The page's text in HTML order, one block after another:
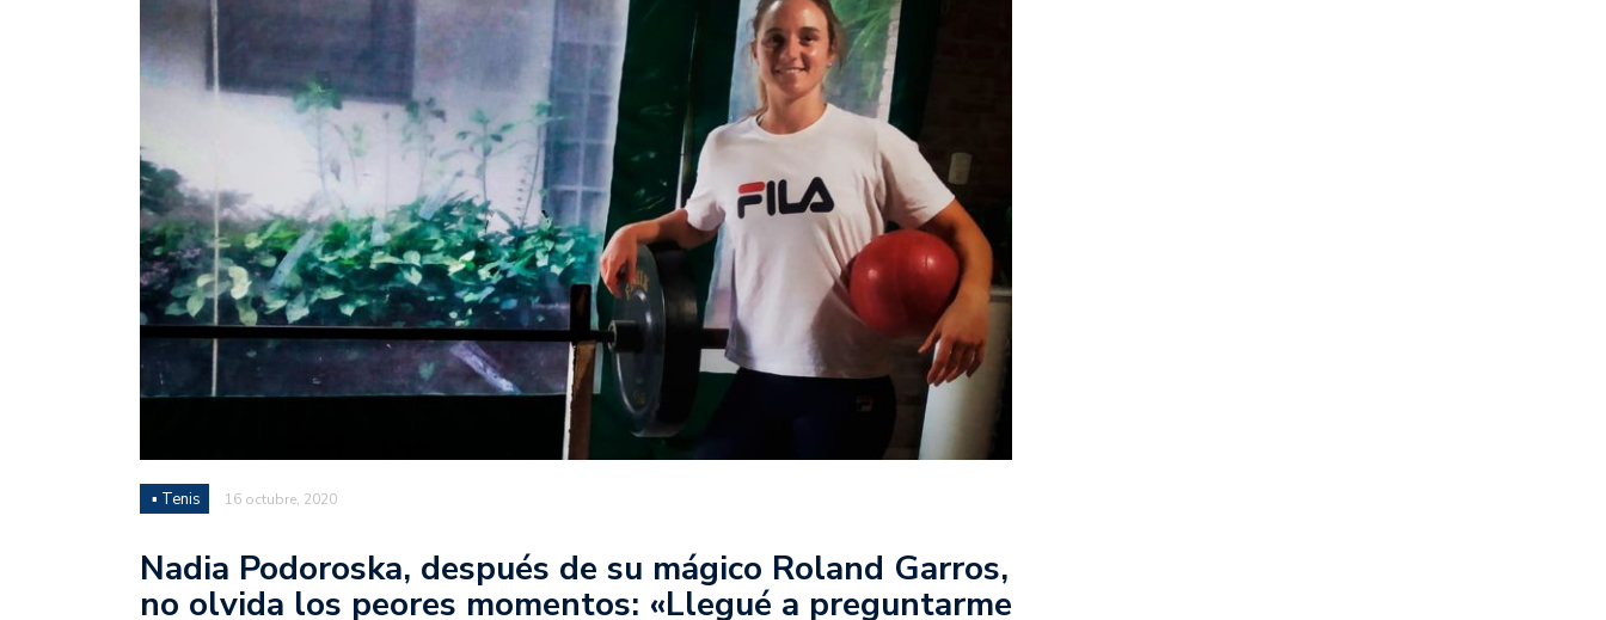
en la historia grande del club”
Nicolás Otamendi regresa al fútbol argentino después de 16 años: del orgullo
de Vélez a la pasión por River
Boca ganó con lo justo ante O’Higgins gracias a la jerarquía de Paredes: una
diferencia y un juego que no dan paz para ir a Rancagua
El Nacional de Clubes A llega a Córdoba con el histórico regreso de Diego
Simonet
Lista de la selección femenina de Argentina para la Copa Mundial de Hockey FIH
Lista de la selección masculina de Argentina para la Copa Mundial de Hockey
FIH 2026
Empieza el Clausura: las diez cosas que tenés que saber
▪ Tenis 16 octubre, 2020
Nadia Podoroska, después de su mágico Roland Garros,
no olvida los peores momentos: «Llegué a preguntarme